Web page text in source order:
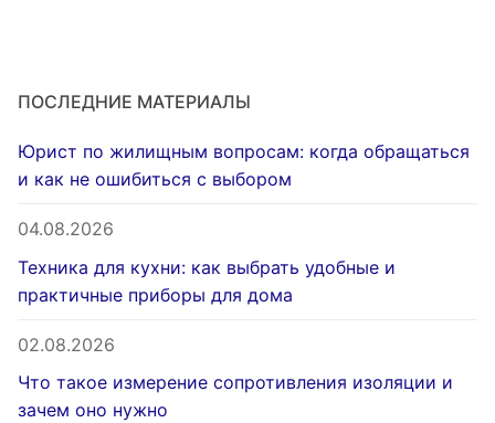
ПОСЛЕДНИЕ МАТЕРИАЛЫ
Юрист по жилищным вопросам: когда обращаться
и как не ошибиться с выбором
04.08.2026
Техника для кухни: как выбрать удобные и
практичные приборы для дома
02.08.2026
Что такое измерение сопротивления изоляции и
зачем оно нужно